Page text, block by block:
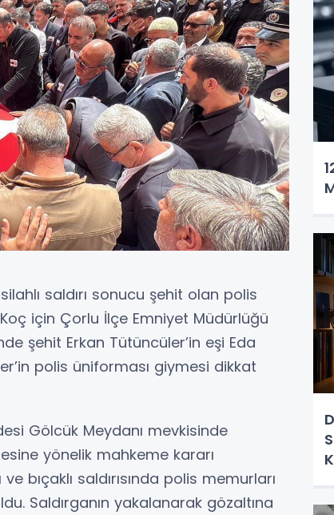
saldırı sonucu şehit olan polis
için Çorlu İlçe Emniyet Müdürlüğü
şehit Erkan Tütüncüler’in eşi Eda
polis üniforması giymesi dikkat
Gölcük Meydanı mevkisinde
yönelik mahkeme kararı
bıçaklı saldırısında polis memurları
Saldırganın yakalanarak gözaltına